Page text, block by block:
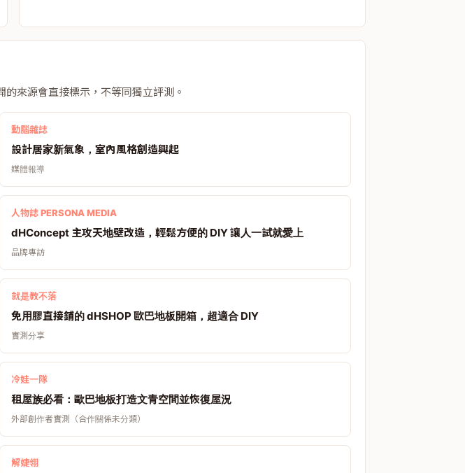
來源會直接標示，不等同獨立評測。
動腦雜誌
設計居家新氣象，室內風格創造興起
媒體報導
人物誌 PERSONA MEDIA
dHConcept 主攻天地壁改造，輕鬆方便的 DIY 讓人一試就愛上
品牌專訪
就是教不落
免用膠直接鋪的 dHSHOP 歐巴地板開箱，超適合 DIY
實測分享
冷娃一隊
租屋族必看：歐巴地板打造文青空間並恢復屋況
外部創作者實測（合作關係未分類）
解婕翎